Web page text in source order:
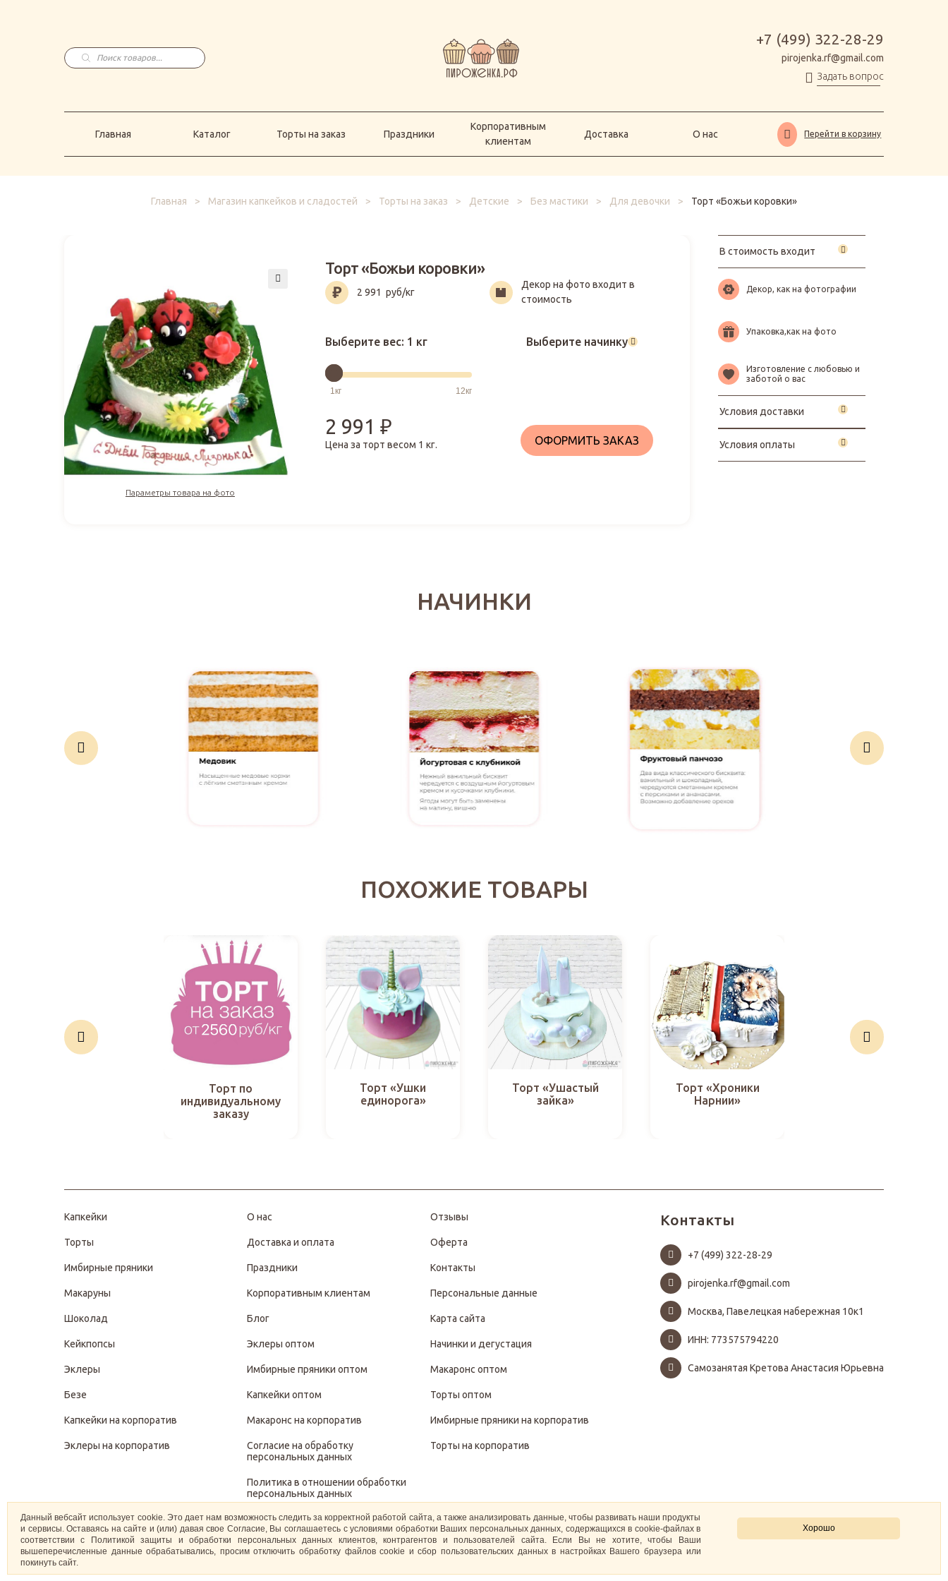
Поиск
товаров
+7 (499) 322-28-29
pirojenka.rf@gmail.com
Задать вопрос
Главная Каталог Торты на заказ Праздники
Корпоративным
клиентам
Доставка О нас Перейти в корзину
Главная > Магазин капкейков и сладостей > Торты на заказ > Детские > Без мастики > Для девочки > Торт «Божьи коровки»
Параметры товара на фото
Торт «Божьи коровки»
2 991 руб/кг
Декор на фото входит в
стоимость
Выберите вес: 1 кг Выберите начинку
2 991₽
Цена за торт весом 1 кг. ОФОРМИТЬ ЗАКАЗ
В стоимость входит
Декор, как на фотографии
Упаковка,как на фото
Изготовление с любовью и
заботой о вас
Условия доставки
Условия оплаты
НАЧИНКИ
ПОХОЖИЕ ТОВАРЫ
Торт по
индивидуальному
заказу
Торт «Ушки
единорога»
Торт «Ушастый
зайка»
Торт «Хроники
Нарнии»
Капкейки
Торты
Имбирные пряники
Макаруны
Шоколад
Кейкпопсы
Эклеры
Безе
Капкейки на корпоратив
Эклеры на корпоратив
О нас
Доставка и оплата
Праздники
Корпоративным клиентам
Блог
Эклеры оптом
Имбирные пряники оптом
Капкейки оптом
Макаронс на корпоратив
Согласие на обработку
персональных данных
Политика в отношении обработки
персональных данных
Политика защиты и обработки
персональных данных
Отзывы
Оферта
Контакты
Персональные данные
Карта сайта
Начинки и дегустация
Макаронс оптом
Торты оптом
Имбирные пряники на корпоратив
Торты на корпоратив
Контакты
+7 (499) 322-28-29
pirojenka.rf@gmail.com
Москва, Павелецкая набережная 10к1
ИНН: 773575794220
Самозанятая Кретова Анастасия Юрьевна
Хорошо
Данный вебсайт использует cookie. Это дает нам возможность следить за корректной работой сайта, а также анализировать данные, чтобы развивать наши продукты
и сервисы. Оставаясь на сайте и (или) давая свое Согласие, Вы соглашаетесь с условиями обработки Ваших персональных данных, содержащихся в cookie-файлах в
соответствии с Политикой защиты и обработки персональных данных клиентов, контрагентов и пользователей сайта. Если Вы не хотите, чтобы Ваши
вышеперечисленные данные обрабатывались, просим отключить обработку файлов cookie и сбор пользовательских данных в настройках Вашего браузера или
покинуть сайт.